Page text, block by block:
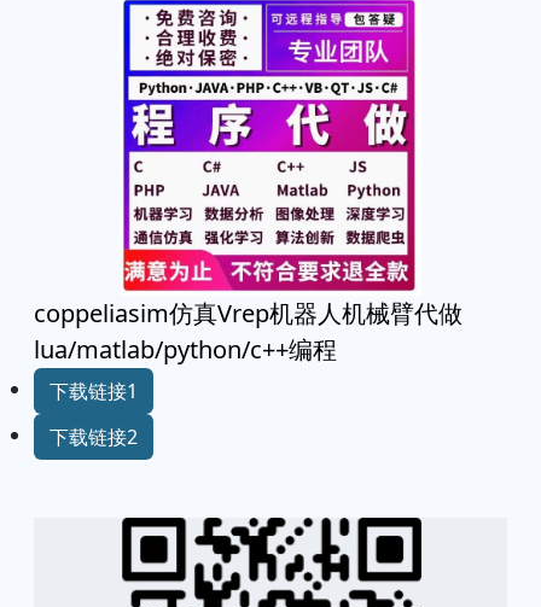
coppeliasim仿真Vrep机器人机械臂代做
lua/matlab/python/c++编程
下载链接1
下载链接2